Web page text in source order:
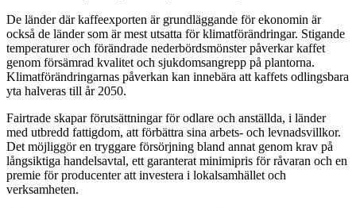
De länder där kaffeexporten är grundläggande för ekonomin är
också de länder som är mest utsatta för klimatförändringar. Stigande
temperaturer och förändrade nederbördsmönster påverkar kaffet
genom försämrad kvalitet och sjukdomsangrepp på plantorna.
Klimatförändringarnas påverkan kan innebära att kaffets odlingsbara
yta halveras till år 2050.
Fairtrade skapar förutsättningar för odlare och anställda, i länder
med utbredd fattigdom, att förbättra sina arbets- och levnadsvillkor.
Det möjliggör en tryggare försörjning bland annat genom krav på
långsiktiga handelsavtal, ett garanterat minimipris för råvaran och en
premie för producenter att investera i lokalsamhället och
verksamheten.